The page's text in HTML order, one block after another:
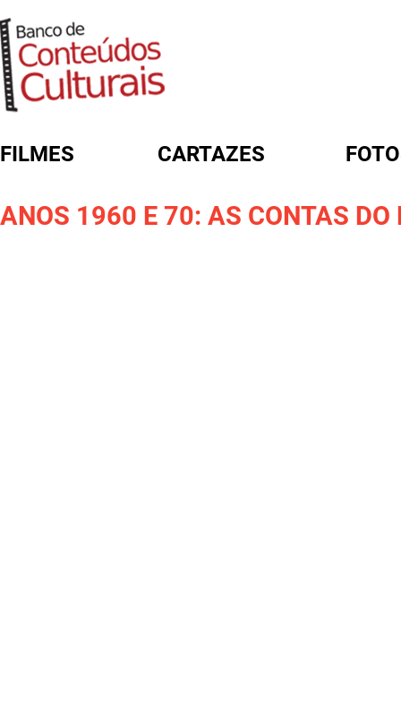
FILMES CARTAZES
ANOS 1960 E 70: AS CONTAS
FORMULÁRIO DE BUSCA